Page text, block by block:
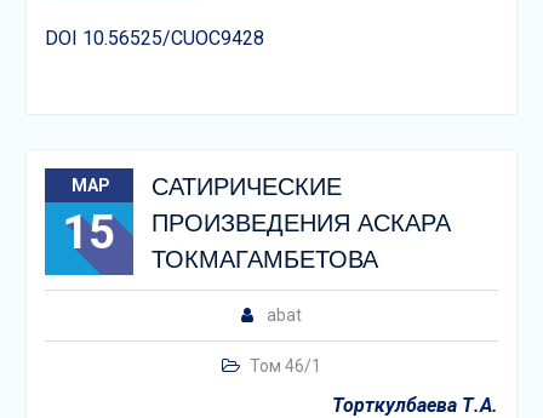
DOI 10.56525/CUOC9428
МАР
15
САТИРИЧЕСКИЕ
ПРОИЗВЕДЕНИЯ АСКАРА
ТОКМАГАМБЕТОВА
abat
Том 46/1
Торткулбаева Т.А.